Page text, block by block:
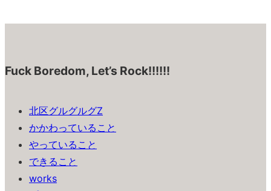
Fuck Boredom, Let’s Rock!!!!!!
北区グルグルグZ
かかわっていること
やっていること
できること
works